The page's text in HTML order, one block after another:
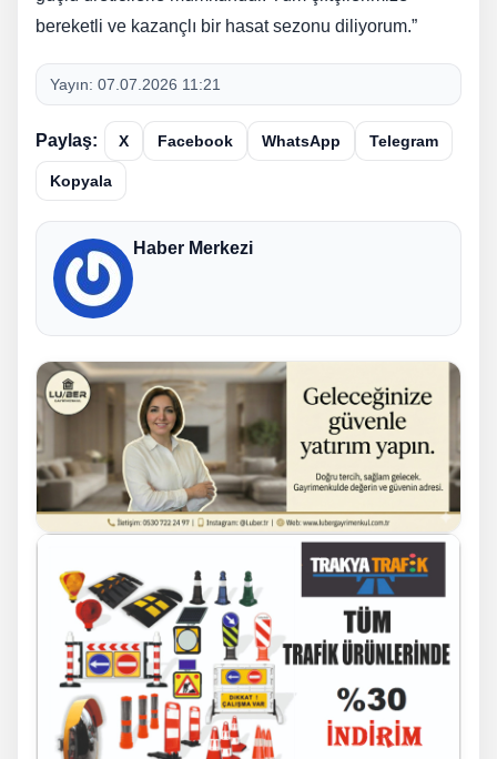
bereketli ve kazançlı bir hasat sezonu diliyorum.”
Yayın: 07.07.2026 11:21
Paylaş: X Facebook WhatsApp Telegram
Kopyala
Haber Merkezi